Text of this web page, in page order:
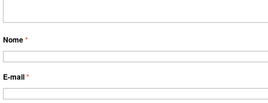
Nome*
E-mail*